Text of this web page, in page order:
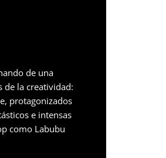
de una
de la creatividad:
protagonizados
e intensas
como Labubu